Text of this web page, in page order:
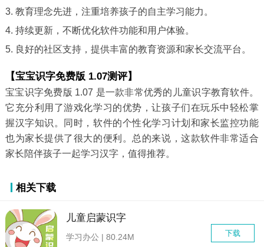
3. 教育理念先进，注重培养孩子的自主学习能力。
4. 持续更新，不断优化软件功能和用户体验。
5. 良好的社区支持，提供丰富的教育资源和家长交流平台。
【宝宝识字免费版 1.07测评】
宝宝识字免费版 1.07 是一款非常优秀的儿童识字教育软件。
它充分利用了游戏化学习的优势，让孩子们在玩乐中轻松掌
握汉字知识。同时，软件的个性化学习计划和家长监控功能
也为家长提供了很大的便利。总的来说，这款软件非常适合
家长陪伴孩子一起学习汉字，值得推荐。
相关下载
儿童启蒙识字
下载
学习办公 | 80.24M